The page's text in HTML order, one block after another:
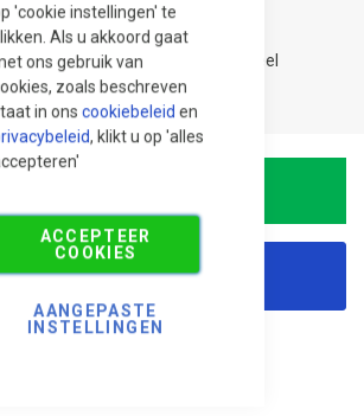
'cookie instellingen' te
Als u akkoord gaat
ons gebruik van
zoals beschreven
in ons cookiebeleid en
, klikt u op 'alles
ACCEPTEER
COOKIES
AANGEPASTE
INSTELLINGEN
5% meer te bestellen om eventueel
Korting aanvragen